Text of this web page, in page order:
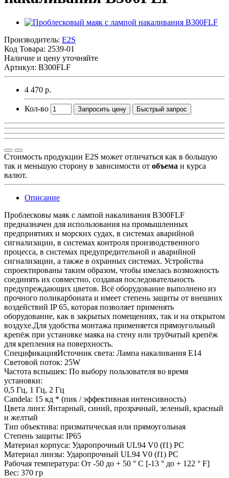
Производитель: E2S
Код Товара: 2539-01
Наличие и цену уточняйте
Артикул: B300FLF
4 470 р.
Кол-во Запросить цену Быстрый запрос
Стоимость продукции E2S может отличаться как в большую
так и меньшую сторону в зависимости от объема и курса
валют.
Описание
Проблесковы маяк с лампой накаливания B300FLF
предназначен для использования на промышленных
предприятиях и морских судах, в системах аварийной
сигнализации, в системах контроля производственного
процесса, в системах предупредительной и аварийной
сигнализации, а также в охранных системах. Устройства
спроектированы таким образом, чтобы имелась возможность
соединять их совместно, создавая последовательность
предупреждающих цветов. Всё оборудование выполнено из
прочного поликарбоната и имеет степень защиты от внешних
воздействий IP 65, которая позволяет применять
оборудование, как в закрытых помещениях, так и на открытом
воздухе.Для удобства монтажа применяется прямоугольный
крепёж при установке маяка на стену или трубчатый крепёж
для крепления на поверхность.
СпецификацияИсточник света: Лампа накаливания E14
Световой поток: 25W
Частота вспышек: По выбору пользователя во время
установки:
0,5 Гц, 1 Гц, 2 Гц
Candela: 15 кд * (пик / эффективная интенсивность)
Цвета линз: Янтарный, синий, прозрачный, зеленый, красный
и желтый
Тип объектива: призматическая или прямоугольная
Степень защиты: IP65
Материал корпуса: Ударопрочный UL94 V0 (f1) PC
Материал линзы: Ударопрочный UL94 V0 (f1) PC
Рабочая температура: От -50 до + 50 ° C [-13 ° до + 122 ° F]
Вес: 370 гр